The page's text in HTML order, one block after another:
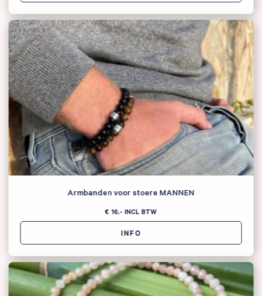

Anderen zochten ook
Armbanden voor stoere MANNEN
€ 16,- INCL BTW
INFO